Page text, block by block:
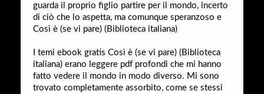
guarda il proprio figlio partire per il mondo, incerto
di ciò che lo aspetta, ma comunque speranzoso e
Così è (se vi pare) (Biblioteca italiana)
I temi ebook gratis Così è (se vi pare) (Biblioteca
italiana) erano leggere pdf profondi che mi hanno
fatto vedere il mondo in modo diverso. Mi sono
trovato completamente assorbito, come se stessi